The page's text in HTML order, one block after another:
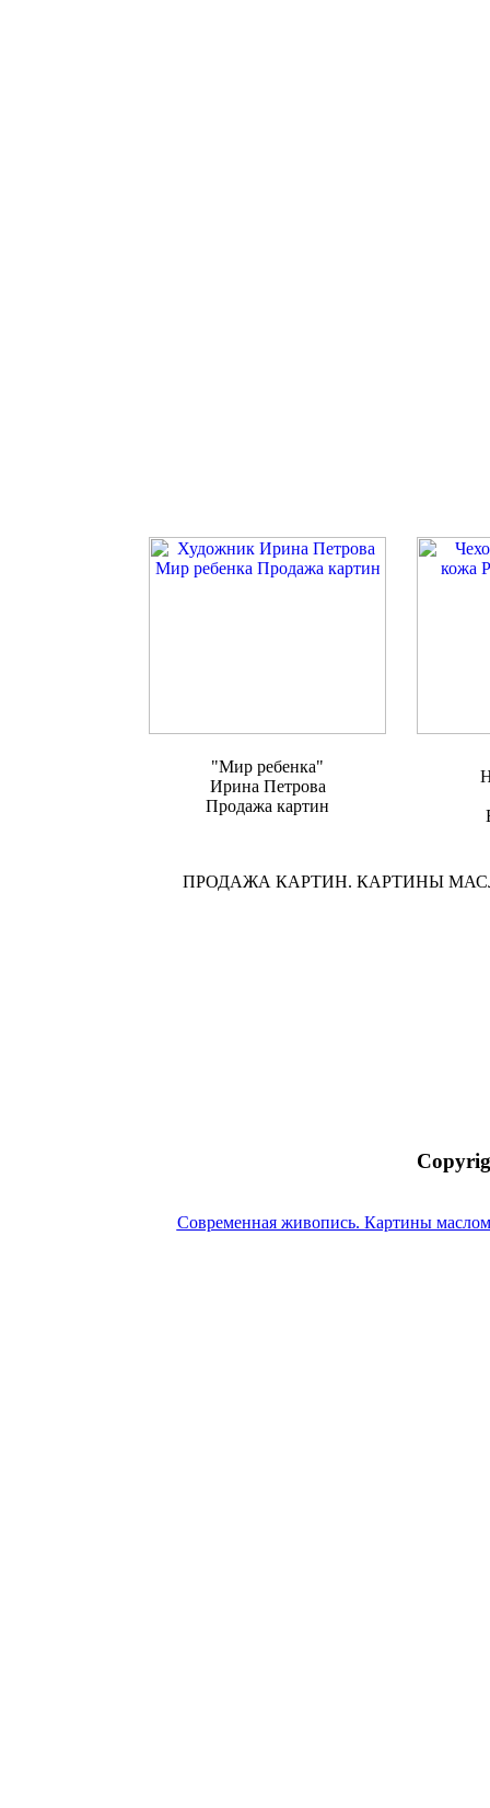
"Мир ребенка"
Ирина Петрова
Продажа картин
ПРОДАЖА КАРТИН. КАРТИНЫ
Современная живопись. Картины